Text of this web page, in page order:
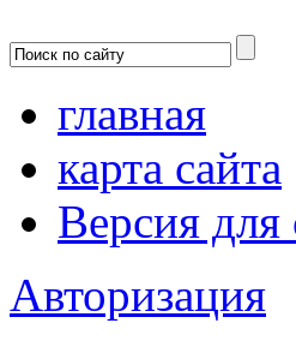
главная
карта сайта
Версия
Авторизация